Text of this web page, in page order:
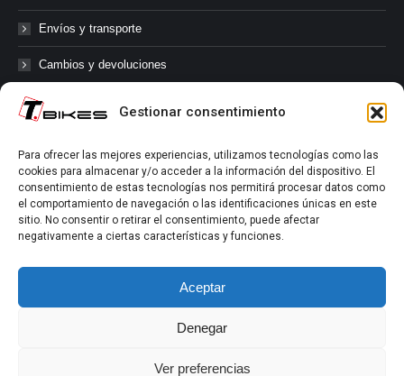
Gestionar consentimiento
Para ofrecer las mejores experiencias, utilizamos tecnologías como las
cookies para almacenar y/o acceder a la información del dispositivo. El
consentimiento de estas tecnologías nos permitirá procesar datos como
el comportamiento de navegación o las identificaciones únicas en este
sitio. No consentir o retirar el consentimiento, puede afectar
negativamente a ciertas características y funciones.
Aceptar
Denegar
Ver preferencias
Envíos y transporte
Cambios y devoluciones
@tbikes.cat #tbikes
Síguenos en las redes sociales de Tbikes, mantente informado de
nuestras novedades, productos, salidas en grupo, ofertas, sorteos ...
y muchos más!